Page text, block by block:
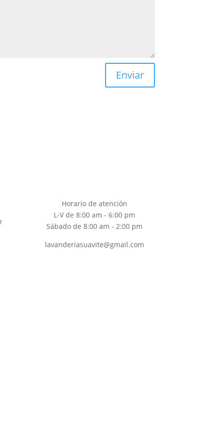
Enviar
Horario de atención
L-V de 8:00 am - 6:00 pm
Sábado de 8:00 am - 2:00 pm
lavanderiasuavite@gmail.com